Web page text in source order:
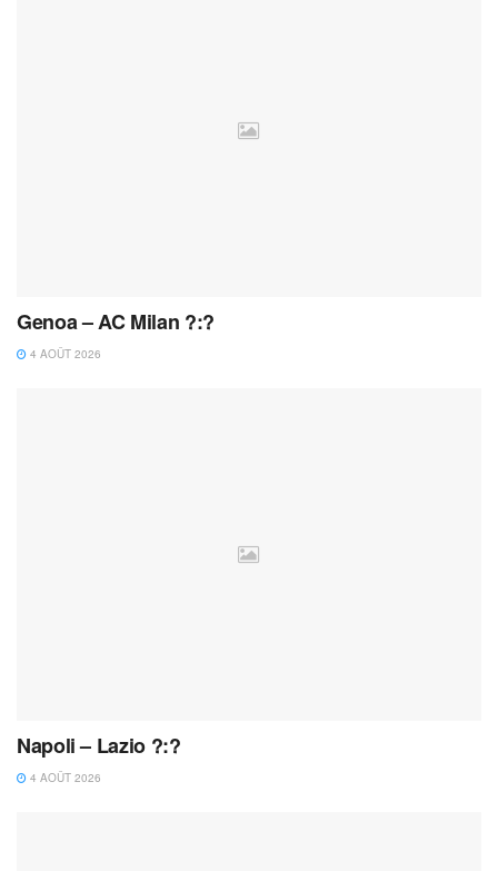
Genoa – AC Milan ?:?
4 AOÛT 2026
Napoli – Lazio ?:?
4 AOÛT 2026